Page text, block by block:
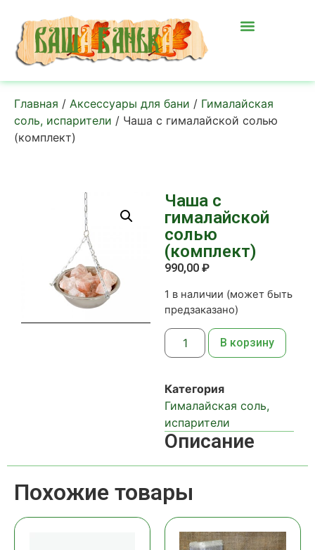
Главная / Аксессуары для бани / Гималайская
соль, испарители / Чаша с гималайской солью
(комплект)
Чаша с
гималайской
солью
(комплект)
990,00 ₽
1 в наличии (может быть
предзаказано)
В корзину
Категория
Гималайская соль,
испарители
Описание
Похожие товары